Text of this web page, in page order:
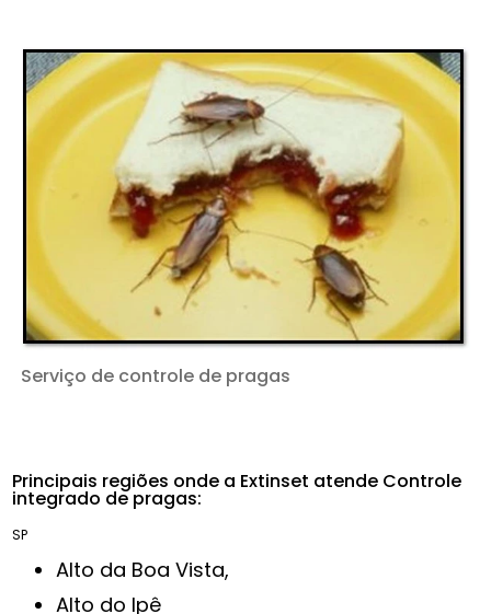
Serviço de controle de pragas
Principais regiões onde a Extinset atende Controle
integrado de pragas:
SP
Alto da Boa Vista,
Alto do Ipê